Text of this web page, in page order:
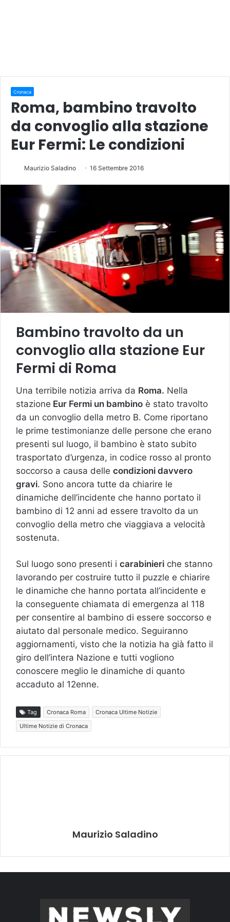
Cronaca
Roma, bambino travolto
da convoglio alla stazione
Eur Fermi: Le condizioni
Maurizio Saladino 16 Settembre 2016
Bambino travolto da un
convoglio alla stazione Eur
Fermi di Roma
Una terribile notizia arriva da Roma. Nella
stazione Eur Fermi un bambino è stato travolto
da un convoglio della metro B. Come riportano
le prime testimonianze delle persone che erano
presenti sul luogo, il bambino è stato subito
trasportato d’urgenza, in codice rosso al pronto
soccorso a causa delle condizioni davvero
gravi. Sono ancora tutte da chiarire le
dinamiche dell’incidente che hanno portato il
bambino di 12 anni ad essere travolto da un
convoglio della metro che viaggiava a velocità
sostenuta.
Sul luogo sono presenti i carabinieri che stanno
lavorando per costruire tutto il puzzle e chiarire
le dinamiche che hanno portata all’incidente e
la conseguente chiamata di emergenza al 118
per consentire al bambino di essere soccorso e
aiutato dal personale medico. Seguiranno
aggiornamenti, visto che la notizia ha già fatto il
giro dell’intera Nazione e tutti vogliono
conoscere meglio le dinamiche di quanto
accaduto al 12enne.
Tag Cronaca Roma
Cronaca Ultime Notizie
Ultime Notizie di Cronaca
Maurizio Saladino